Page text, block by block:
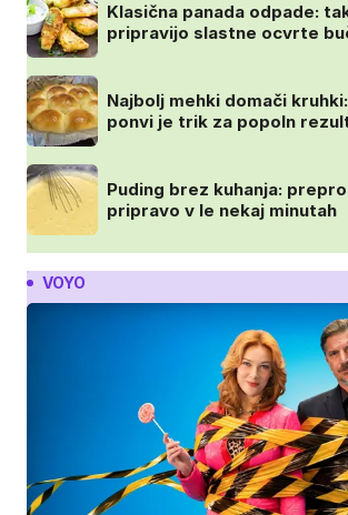
Klasična panada odpade:
pripravijo slastne ocvrte
Najbolj mehki domači
ponvi je trik za popoln
Puding brez kuhanja:
pripravo v le nekaj minutah
VOYO